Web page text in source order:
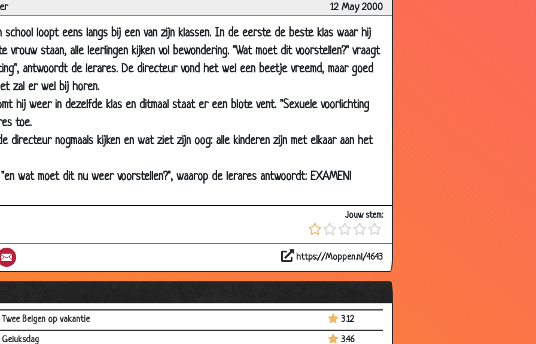
12 May 2000
school loopt eens langs bij een van zijn klassen. In de eerste de beste klas waar hij
vrouw staan, alle leerlingen kijken vol bewondering. "Wat moet dit voorstellen?" vraagt
antwoordt de lerares. De directeur vond het wel een beetje vreemd, maar goed
zal er wel bij horen.
hij weer in dezelfde klas en ditmaal staat er een blote vent. "Sexuele voorlichting
toe.
directeur nogmaals kijken en wat ziet zijn oog: alle kinderen zijn met elkaar aan het
wat moet dit nu weer voorstellen?", waarop de lerares antwoordt: EXAMEN!
Jouw stem:
https://Moppen.nl/4643
De sexuoloog
3.01
Varkensoren!
3.30
Proeven
3.88
Pechboer
3.39
Muf muf
Jan en mien
3.47
Kindjes krijgen
3.61
3.14
Broodjes smeren
3.76
Hanenkam
3.26
Twee Belgen op vakantie
3.12
Geluksdag 3.46